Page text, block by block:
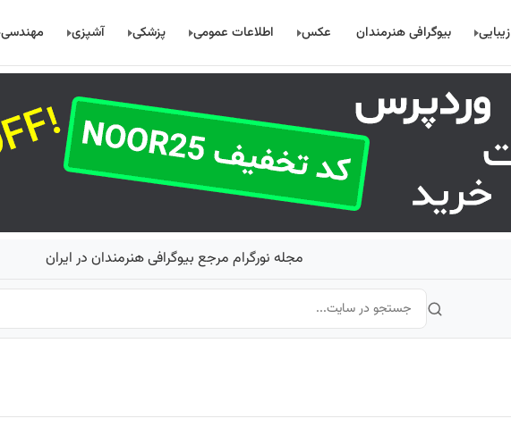
زیبایی بیوگرافی هنرمندان عکس اطلاعات عمومی پزشکی آشپزی مهندسی
مجله نورگرام مرجع بیوگرافی هنرمندان در ایران